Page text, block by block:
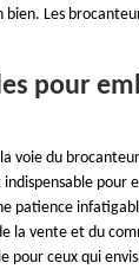
Les
pour
voie du
pour
patience
la vente et du
pour ceux qui